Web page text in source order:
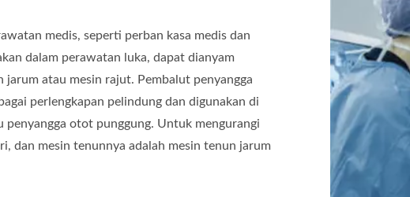
medis, seperti perban kasa medis dan
dalam perawatan luka, dapat dianyam
jarum atau mesin rajut. Pembalut penyangga
perlengkapan pelindung dan digunakan di
penyangga otot punggung. Untuk mengurangi
dan mesin tenunnya adalah mesin tenun jarum